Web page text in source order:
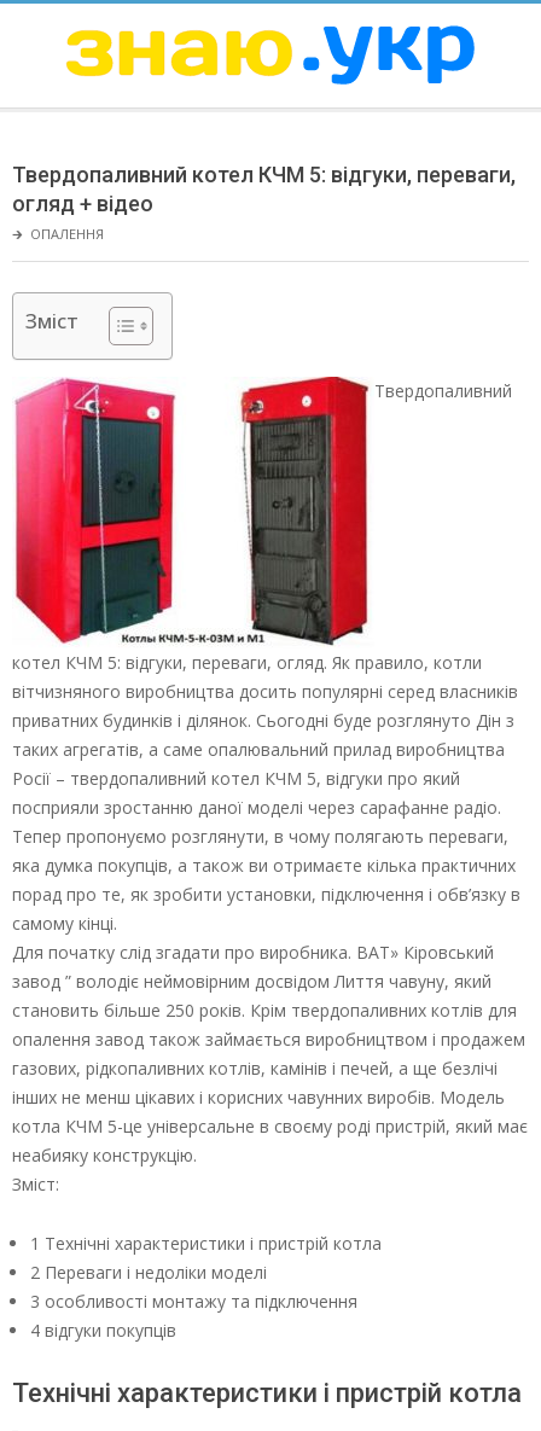
ЗНАЮ
Menu
Твердопаливний котел КЧМ 5: відгуки, переваги,
огляд + відео
🡲 ОПАЛЕННЯ
Зміст
Твердопаливний
котел КЧМ 5: відгуки, переваги, огляд. Як правило, котли
вітчизняного виробництва досить популярні серед власників
приватних будинків і ділянок. Сьогодні буде розглянуто Дін з
таких агрегатів, а саме опалювальний прилад виробництва
Росії – твердопаливний котел КЧМ 5, відгуки про який
посприяли зростанню даної моделі через сарафанне радіо.
Тепер пропонуємо розглянути, в чому полягають переваги,
яка думка покупців, а також ви отримаєте кілька практичних
порад про те, як зробити установки, підключення і обв’язку в
самому кінці.
Для початку слід згадати про виробника. ВАТ» Кіровський
завод ” володіє неймовірним досвідом Лиття чавуну, який
становить більше 250 років. Крім твердопаливних котлів для
опалення завод також займається виробництвом і продажем
газових, рідкопаливних котлів, камінів і печей, а ще безлічі
інших не менш цікавих і корисних чавунних виробів. Модель
котла КЧМ 5-це універсальне в своєму роді пристрій, який має
неабияку конструкцію.
Зміст:
1 Технічні характеристики і пристрій котла
2 Переваги і недоліки моделі
3 особливості монтажу та підключення
4 відгуки покупців
Технічні характеристики і пристрій котла